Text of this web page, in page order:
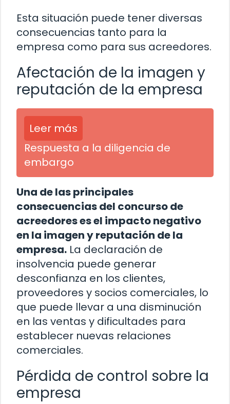
Esta situación puede tener diversas
consecuencias tanto para la
empresa como para sus acreedores.
Afectación de la imagen y
reputación de la empresa
Leer más
Respuesta a la diligencia de
embargo
Una de las principales
consecuencias del concurso de
acreedores es el impacto negativo
en la imagen y reputación de la
empresa. La declaración de
insolvencia puede generar
desconfianza en los clientes,
proveedores y socios comerciales, lo
que puede llevar a una disminución
en las ventas y dificultades para
establecer nuevas relaciones
comerciales.
Pérdida de control sobre la
empresa